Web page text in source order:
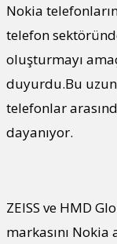
Nokia
telefon
oluşturmayı
duyurdu.Bu uzun
telefonlar
dayanıyor.
ZEISS ve HMD
markasını Nokia